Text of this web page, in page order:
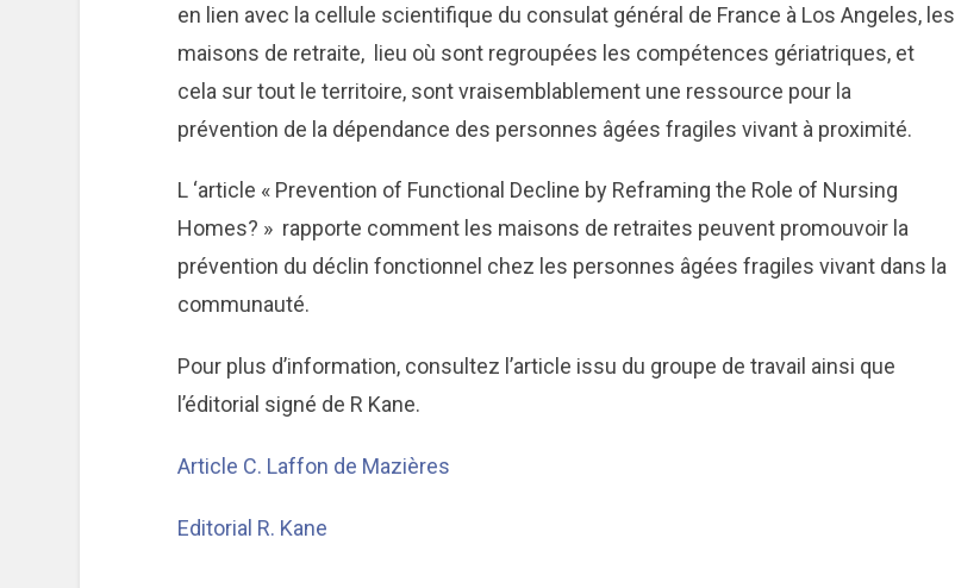
en lien avec la cellule scientifique du consulat général de France à Los Angeles, les
maisons de retraite, lieu où sont regroupées les compétences gériatriques, et
cela sur tout le territoire, sont vraisemblablement une ressource pour la
prévention de la dépendance des personnes âgées fragiles vivant à proximité.
L ‘article « Prevention of Functional Decline by Reframing the Role of Nursing
Homes? » rapporte comment les maisons de retraites peuvent promouvoir la
prévention du déclin fonctionnel chez les personnes âgées fragiles vivant dans la
communauté.
Pour plus d’information, consultez l’article issu du groupe de travail ainsi que
l’éditorial signé de R Kane.
Article C. Laffon de Mazières
Editorial R. Kane